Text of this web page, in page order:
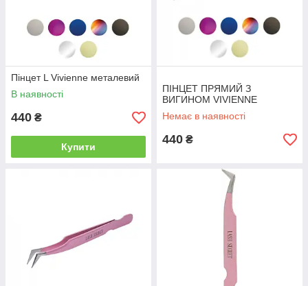
Пінцет L Vivienne металевий
В наявності
440 ₴
Купити
ПІНЦЕТ ПРЯМИЙ З
ВИГИНОМ VIVIENNE
Немає в наявності
440 ₴